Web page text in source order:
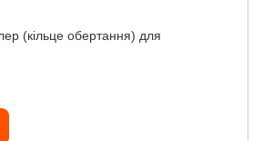
(кільце обертання) для